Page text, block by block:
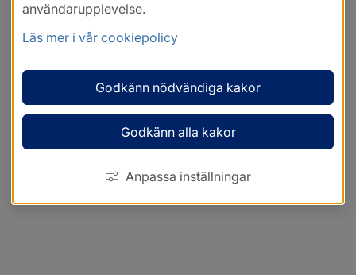
användarupplevelse.
Läs mer i vår cookiepolicy
Godkänn nödvändiga kakor
Godkänn alla kakor
Anpassa inställningar